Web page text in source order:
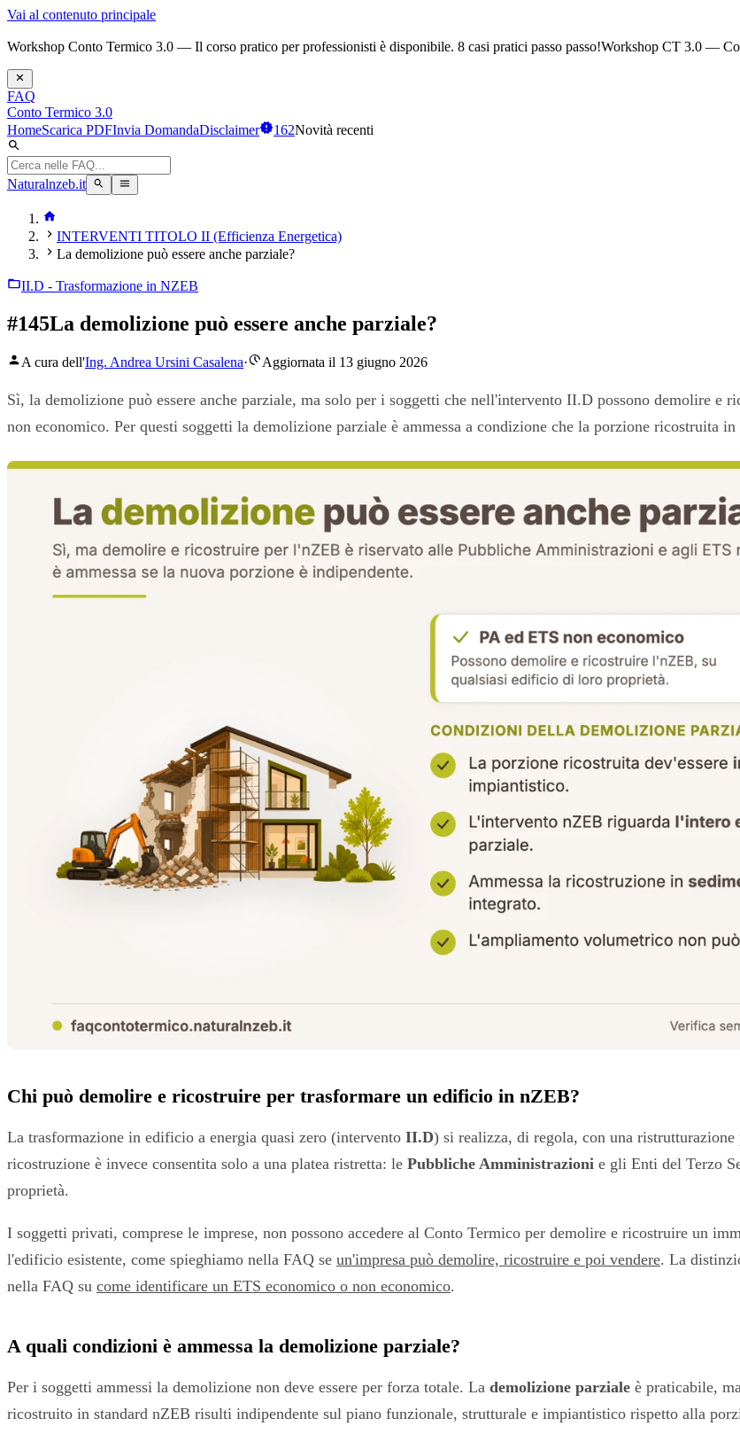
Vai al contenuto principale
Workshop Conto Termico 3.0 — Il corso pratico per professionisti è disponibile. 8 casi pratici passo passo!Workshop CT 3.0 —
FAQ
Conto Termico 3.0
HomeScarica PDFInvia DomandaDisclaimer 162Novità recenti
Naturalnzeb.it
INTERVENTI TITOLO II (Efficienza Energetica)
La demolizione può essere anche parziale?
II.D - Trasformazione in NZEB
#145La demolizione può essere anche parziale?
A cura dell'Ing. Andrea Ursini Casalena· Aggiornata il 13 giugno 2026
Sì, la demolizione può essere anche parziale, ma solo per i soggetti che nell'intervento II.D possono demolire
non economico. Per questi soggetti la demolizione parziale è ammessa a condizione che la porzione ricostruita
Chi può demolire e ricostruire per trasformare un edificio in nZEB?
La trasformazione in edificio a energia quasi zero (intervento II.D) si realizza, di regola, con una
ricostruzione è invece consentita solo a una platea ristretta: le Pubbliche Amministrazioni e gli Enti del Terzo
proprietà.
I soggetti privati, comprese le imprese, non possono accedere al Conto Termico per demolire e ricostruire un
l'edificio esistente, come spieghiamo nella FAQ se un'impresa può demolire, ricostruire e poi vendere. La
nella FAQ su come identificare un ETS economico o non economico.
A quali condizioni è ammessa la demolizione parziale?
Per i soggetti ammessi la demolizione non deve essere per forza totale. La demolizione parziale è praticabile,
ricostruito in standard nZEB risulti indipendente sul piano funzionale, strutturale e impiantistico rispetto alla